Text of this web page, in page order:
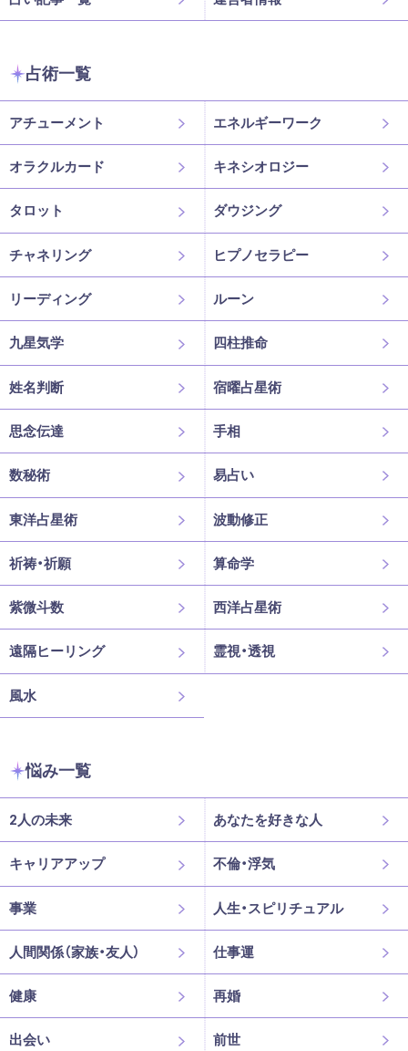
占術一覧
アチューメント エネルギーワーク
オラクルカード キネシオロジー
タロット ダウジング
チャネリング ヒプノセラピー
リーディング ルーン
九星気学 四柱推命
姓名判断 宿曜占星術
思念伝達 手相
数秘術 易占い
東洋占星術 波動修正
祈祷・祈願 算命学
紫微斗数 西洋占星術
遠隔ヒーリング 霊視・透視
風水
悩み一覧
2人の未来 あなたを好きな人
キャリアアップ 不倫・浮気
事業 人生・スピリチュアル
人間関係（家族・友人） 仕事運
健康 再婚
出会い 前世